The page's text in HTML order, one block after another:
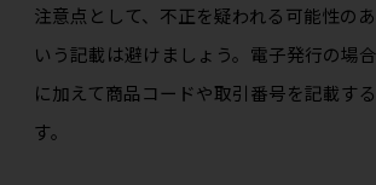
注意点として、不正を疑われる可能性の
いう記載は避けましょう。電子発行の場
に加えて商品コードや取引番号を記載す
す。